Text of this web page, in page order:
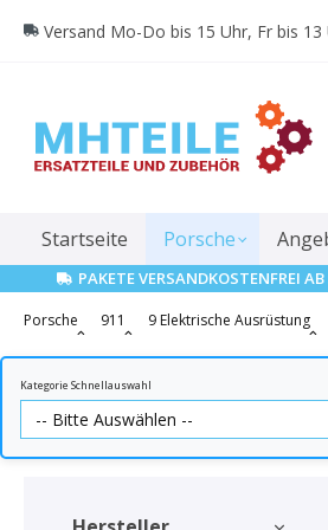
Zur Hauptnavigation
Versand Mo-Do bis 15 Uhr, Fr bis 13
Startseite Porsche
PAKETE VERSANDKOSTENFREI
Porsche 911 9 Elektrische Ausrüstung
Kategorie Schnellauswahl